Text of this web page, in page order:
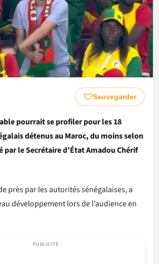
Sauvegarder
pourrait se profiler pour les 18
détenus au Maroc, du moins selon
par le Secrétaire d’État Amadou Chérif
près par les autorités sénégalaises, a
développement lors de l’audience en